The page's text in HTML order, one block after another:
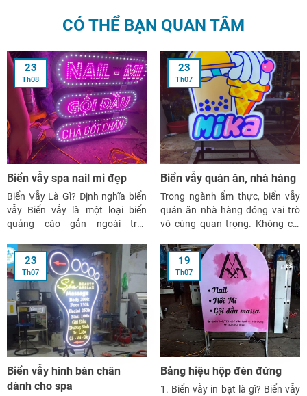
CÓ THỂ BẠN QUAN TÂM
Biển vẫy spa nail mi đẹp
23
Th08
Biển Vẫy Là Gì? Định nghĩa biển
vẫy Biển vẫy là một loại biển
quảng cáo gắn ngoài trời,
với mặt tiền của cửa hàng. Khác
với biển quảng cáo truyền thống,
biển vẫy thường có kích thước
nhỏ hơn, dễ dàng […]
Biển vẫy quán ăn, nhà hàng
23
Th07
Trong ngành ẩm thực, biển vẫy
quán ăn nhà hàng đóng vai trò
vô cùng quan trọng. Không chỉ
diện thương hiệu, biển vẫy còn là
“người dẫn đường” thu hút thực
khách ngay từ cái nhìn đầu tiên.
Vậy làm thế […]
Biển vẫy hình bàn chân
dành cho spa
23
Th07
Bảng hiệu hộp đèn đứng
19
Th07
1. Biển vẫy in bạt là gì? Biển vẫy